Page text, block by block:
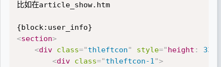
比如在article_show.htm
<section>
<div class="thleftcon" style="height :
<div class="thleftcon-1 ">